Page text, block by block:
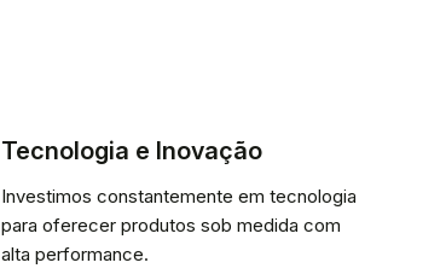
Tecnologia e Inovação
Investimos constantemente em tecnologia
para oferecer produtos sob medida com
alta performance.